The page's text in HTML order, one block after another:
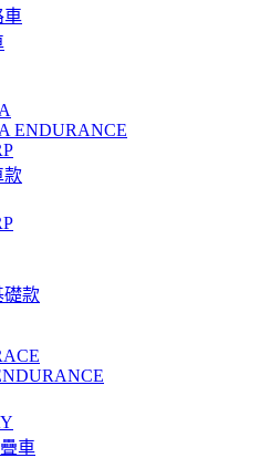
車
ENDURANCE
款
礎款
車